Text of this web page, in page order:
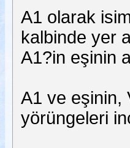
A1 olarak
kalbinde yer
A1?in eşinin
A1 ve eşinin,
yörüngeleri